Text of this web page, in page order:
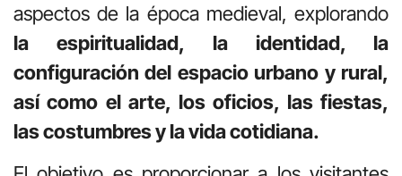
aspectos de la época medieval, explorando
la espiritualidad, la identidad, la
configuración del espacio urbano y rural,
así como el arte, los oficios, las fiestas,
las costumbres y la vida cotidiana.